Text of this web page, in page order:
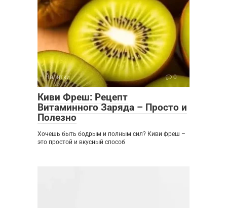
Напитки 0
Киви Фреш: Рецепт
Витаминного Заряда – Просто и
Полезно
Хочешь быть бодрым и полным сил? Киви фреш –
это простой и вкусный способ